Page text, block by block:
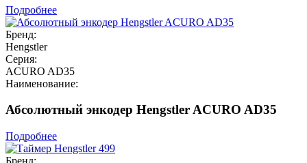
Подробнее
Бренд:
Hengstler
Серия:
ACURO AD35
Наименование:
Абсолютный энкодер Hengstler ACURO AD35
Подробнее
Бренд: